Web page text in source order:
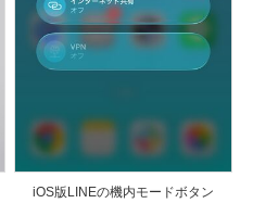
iOS版LINEの機内モードボタン